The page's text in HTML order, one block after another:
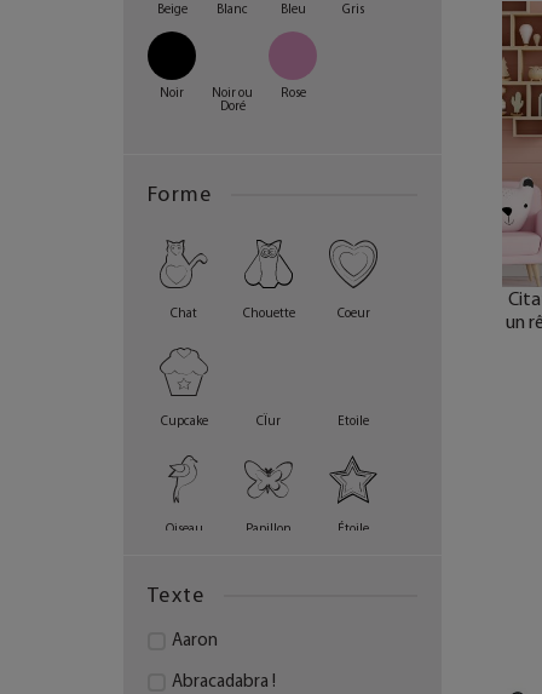
Message coloré - Petit
modèle
Message lumineux
Message macramé
Prénom en fil de fer
Beige Blanc Bleu Gris
Noir
Noir ou
Doré
Rose
Forme
Chat Chouette Coeur
Cupcake CÏur Etoile
Oiseau Papillon Étoile
Texte
Aaron
Abracadabra !
un